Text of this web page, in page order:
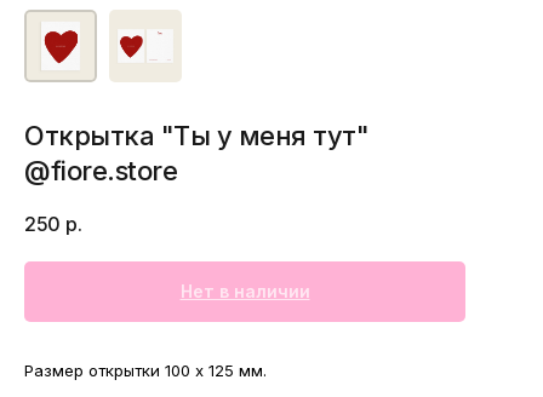
Открытка "Ты у меня тут"
@fiore.store
250 р.
Нет в наличии
Размер открытки 100 х 125 мм.